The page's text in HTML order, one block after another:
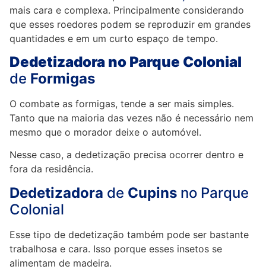
mais cara e complexa. Principalmente considerando
que esses roedores podem se reproduzir em grandes
quantidades e em um curto espaço de tempo.
Dedetizadora no Parque Colonial
de Formigas
O combate as formigas, tende a ser mais simples.
Tanto que na maioria das vezes não é necessário nem
mesmo que o morador deixe o automóvel.
Nesse caso, a dedetização precisa ocorrer dentro e
fora da residência.
Dedetizadora de Cupins no Parque
Colonial
Esse tipo de dedetização também pode ser bastante
trabalhosa e cara. Isso porque esses insetos se
alimentam de madeira.